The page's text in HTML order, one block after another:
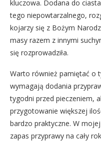
kluczowa. Dodana do
tego niepowtarzalnego,
kojarzy się z Bożym
masy razem z innymi
się rozprowadziła.
Warto również pamiętać o
wymagają dodania
tygodni przed pieczeniem,
przygotowanie większej
bardzo praktyczne. W
zapas przyprawy na cały